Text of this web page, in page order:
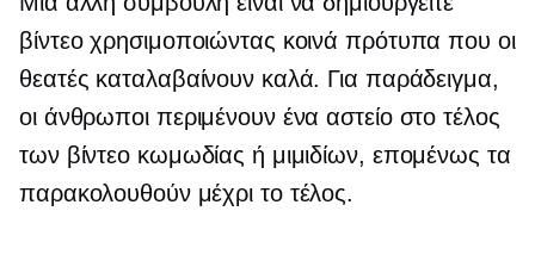
βίντεο χρησιμοποιώντας κοινά πρότυπα που οι
θεατές καταλαβαίνουν καλά. Για παράδειγμα,
οι άνθρωποι περιμένουν ένα αστείο στο τέλος
των βίντεο κωμωδίας ή μιμιδίων, επομένως τα
παρακολουθούν μέχρι το τέλος.